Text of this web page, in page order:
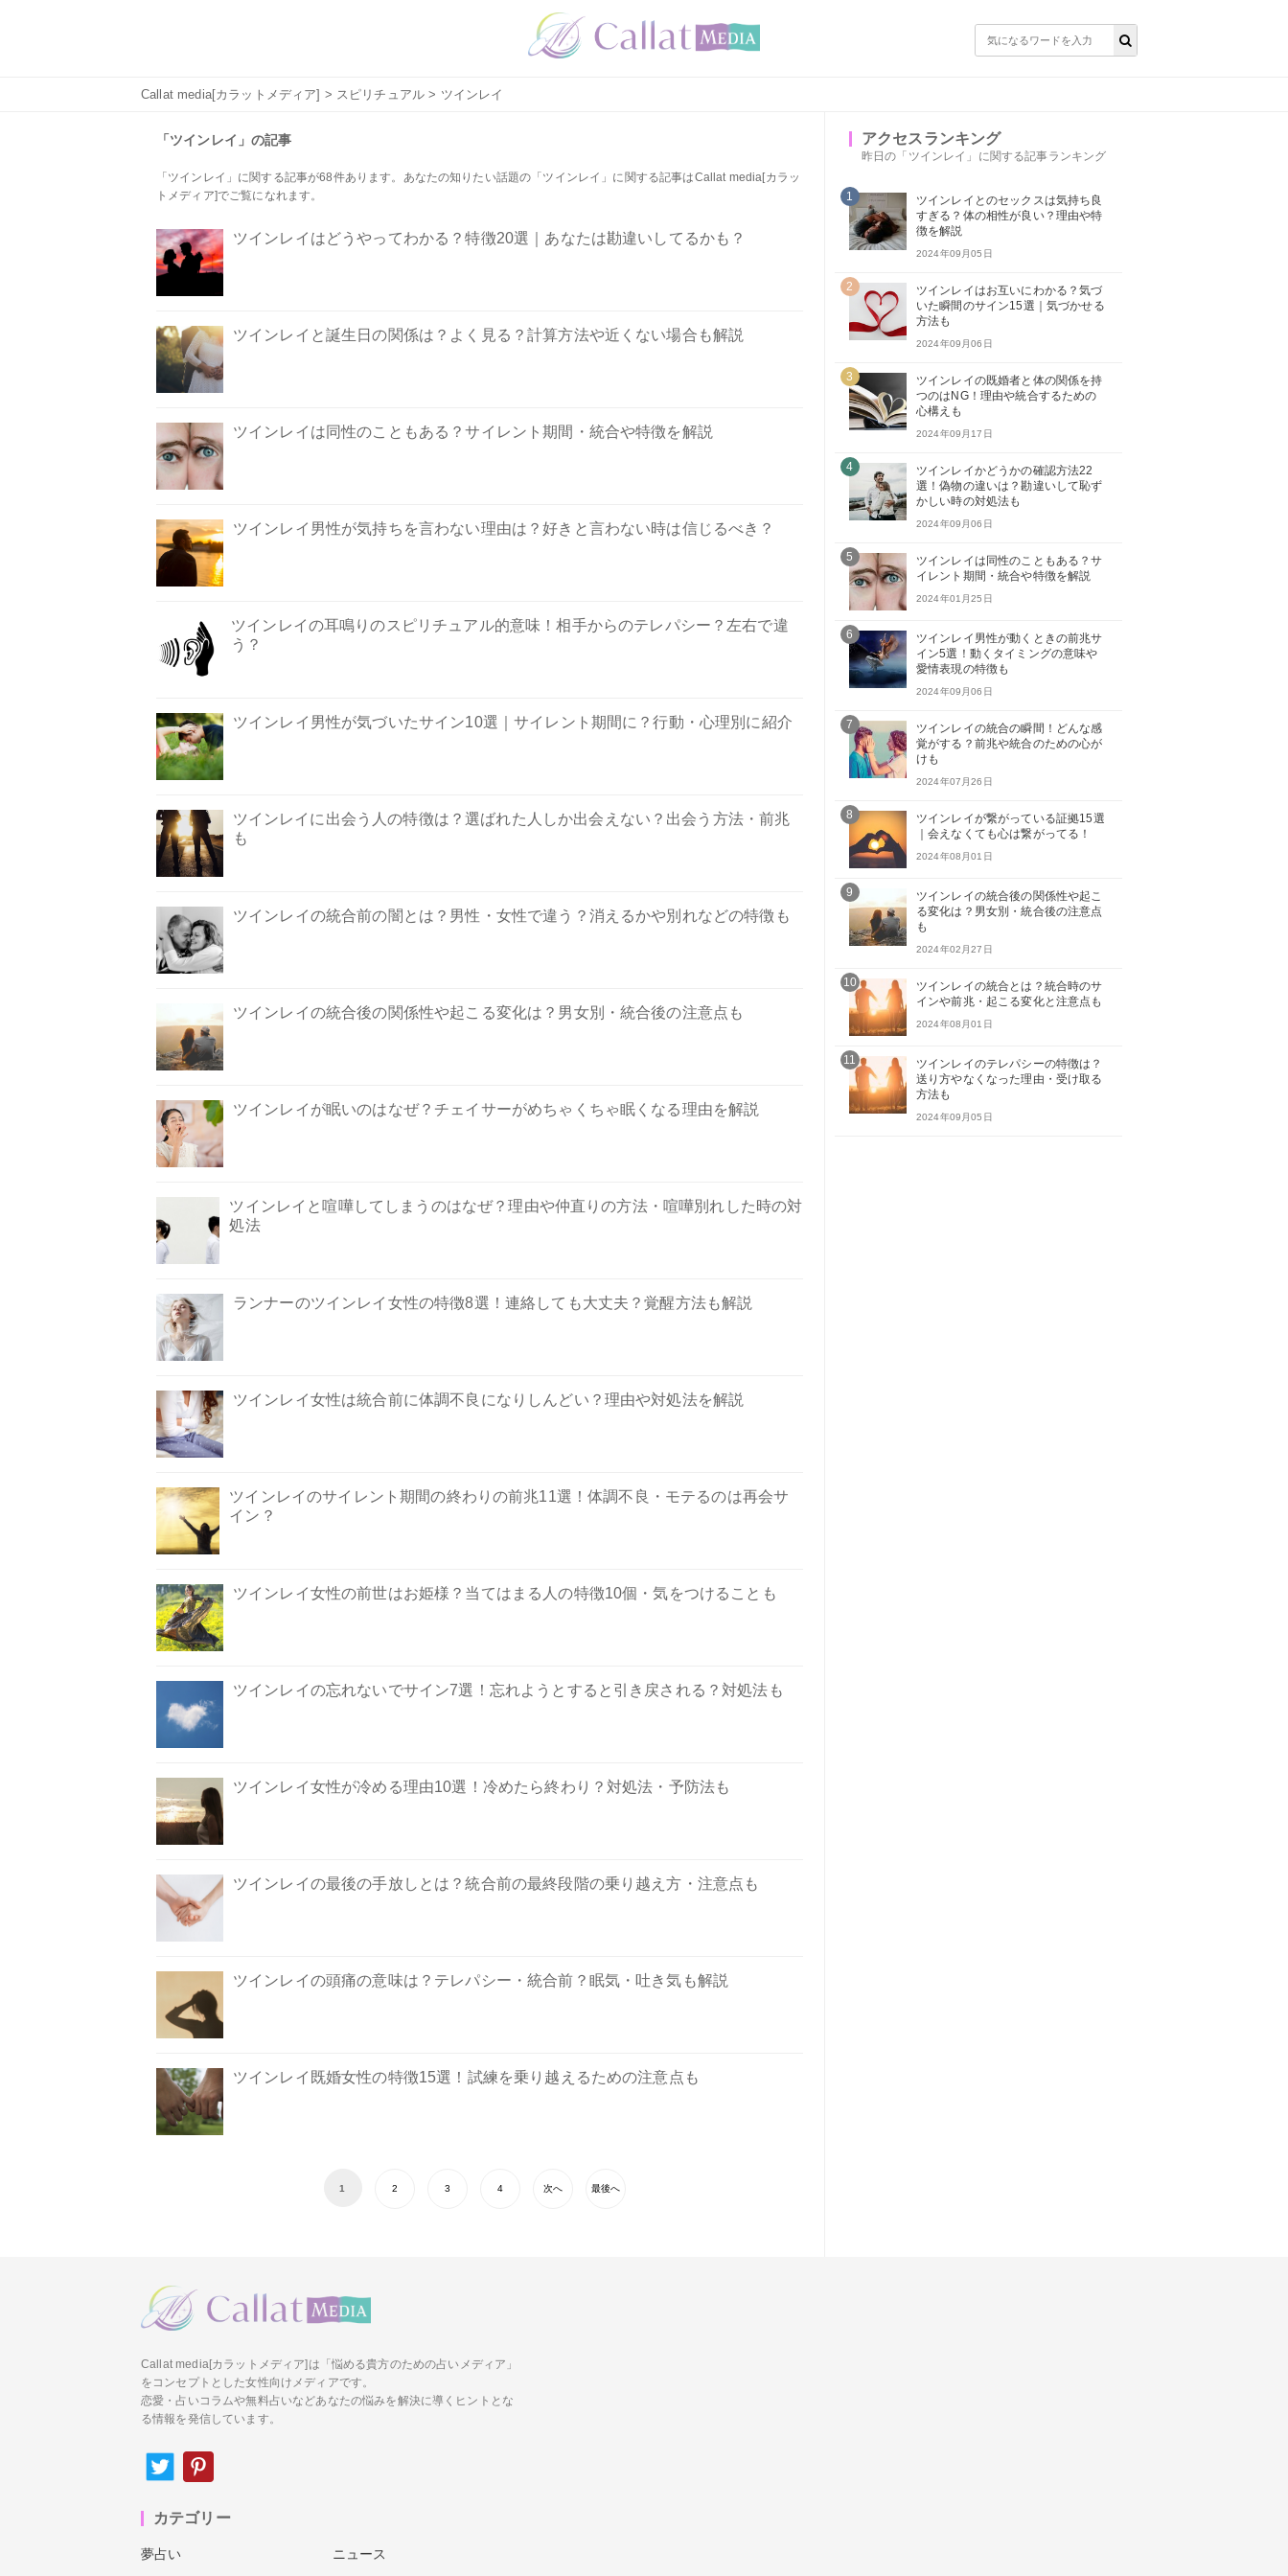
Callat media[カラットメディア] > スピリチュアル > ツインレイ
「ツインレイ」の記事
「ツインレイ」に関する記事が68件あります。あなたの知りたい話題の「ツインレイ」に関する記事はCallat media[カラッ
トメディア]でご覧になれます。
ツインレイはどうやってわかる？特徴20選｜あなたは勘違いしてるかも？
ツインレイと誕生日の関係は？よく見る？計算方法や近くない場合も解説
ツインレイは同性のこともある？サイレント期間・統合や特徴を解説
ツインレイ男性が気持ちを言わない理由は？好きと言わない時は信じるべき？
ツインレイの耳鳴りのスピリチュアル的意味！相手からのテレパシー？左右で違
う？
ツインレイ男性が気づいたサイン10選｜サイレント期間に？行動・心理別に紹介
ツインレイに出会う人の特徴は？選ばれた人しか出会えない？出会う方法・前兆
も
ツインレイの統合前の闇とは？男性・女性で違う？消えるかや別れなどの特徴も
ツインレイの統合後の関係性や起こる変化は？男女別・統合後の注意点も
ツインレイが眠いのはなぜ？チェイサーがめちゃくちゃ眠くなる理由を解説
ツインレイと喧嘩してしまうのはなぜ？理由や仲直りの方法・喧嘩別れした時の対
処法
ランナーのツインレイ女性の特徴8選！連絡しても大丈夫？覚醒方法も解説
ツインレイ女性は統合前に体調不良になりしんどい？理由や対処法を解説
ツインレイのサイレント期間の終わりの前兆11選！体調不良・モテるのは再会サ
イン？
ツインレイ女性の前世はお姫様？当てはまる人の特徴10個・気をつけることも
ツインレイの忘れないでサイン7選！忘れようとすると引き戻される？対処法も
ツインレイ女性が冷める理由10選！冷めたら終わり？対処法・予防法も
ツインレイの最後の手放しとは？統合前の最終段階の乗り越え方・注意点も
ツインレイの頭痛の意味は？テレパシー・統合前？眠気・吐き気も解説
ツインレイ既婚女性の特徴15選！試練を乗り越えるための注意点も
1 2 3 4 次へ 最後へ
アクセスランキング
昨日の「ツインレイ」に関する記事ランキング
1
ツインレイとのセックスは気持ち良
すぎる？体の相性が良い？理由や特
徴を解説
2024年09月05日
2
ツインレイはお互いにわかる？気づ
いた瞬間のサイン15選｜気づかせる
方法も
2024年09月06日
3
ツインレイの既婚者と体の関係を持
つのはNG！理由や統合するための
心構えも
2024年09月17日
4
ツインレイかどうかの確認方法22
選！偽物の違いは？勘違いして恥ず
かしい時の対処法も
2024年09月06日
5
ツインレイは同性のこともある？サ
イレント期間・統合や特徴を解説
2024年01月25日
6
ツインレイ男性が動くときの前兆サ
イン5選！動くタイミングの意味や
愛情表現の特徴も
2024年09月06日
7
ツインレイの統合の瞬間！どんな感
覚がする？前兆や統合のための心が
けも
2024年07月26日
8
ツインレイが繋がっている証拠15選
｜会えなくても心は繋がってる！
2024年08月01日
9
ツインレイの統合後の関係性や起こ
る変化は？男女別・統合後の注意点
も
2024年02月27日
10
ツインレイの統合とは？統合時のサ
インや前兆・起こる変化と注意点も
2024年08月01日
11
ツインレイのテレパシーの特徴は？
送り方やなくなった理由・受け取る
方法も
2024年09月05日
Callat media[カラットメディア]は「悩める貴方のための占いメディア」
をコンセプトとした女性向けメディアです。
恋愛・占いコラムや無料占いなどあなたの悩みを解決に導くヒントとな
る情報を発信しています。
カテゴリー
夢占い ニュース